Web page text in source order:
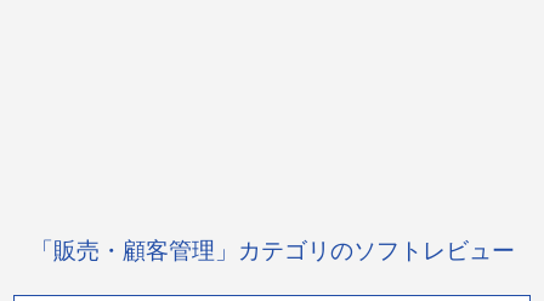
「販売・顧客管理」カテゴリのソフトレビュー